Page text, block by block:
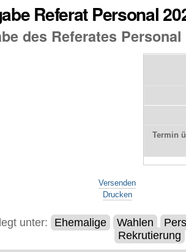
Referat Personal
des Referates Personal
Termin
Versenden
Drucken
unter: Ehemalige Wahlen
Rekrutierung